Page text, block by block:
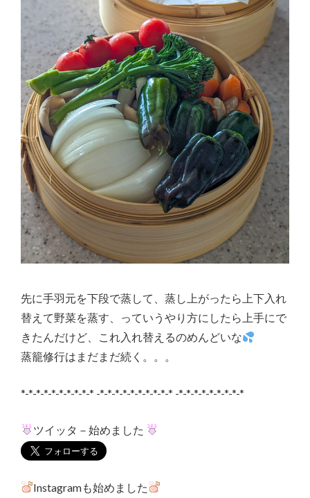
先に手羽元を下段で蒸して、蒸し上がったら上下入れ
替えて野菜を蒸す、っていうやり方にしたら上手にで
きたんだけど、これ入れ替えるのめんどいな
蒸籠修行はまだまだ続く。。。
*-*-*-*-*-*-*-*-*-* -*-*-*-*-*-*-*-*-*-* -*-*-*-*-*-*-*-*-*
ツイッタ－始めました
Instagramも始めました